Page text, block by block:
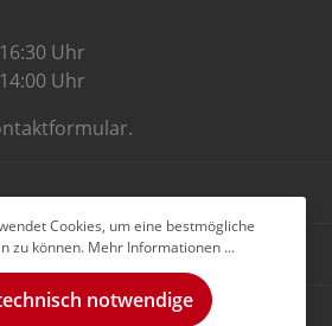
Uhr
Uhr
.
Cookies, um eine bestmögliche
zu können. Mehr Informationen ...
notwendige